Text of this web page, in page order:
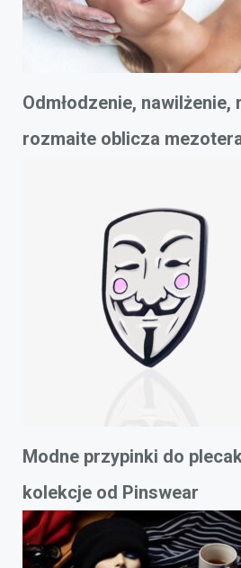
Odmłodzenie, nawilżenie,
rozmaite oblicza
Modne przypinki do
kolekcje od Pinswear